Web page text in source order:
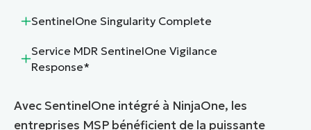
SentinelOne Singularity Complete
Service MDR SentinelOne Vigilance
Response*
Avec SentinelOne intégré à NinjaOne, les
entreprises MSP bénéficient de la puissante